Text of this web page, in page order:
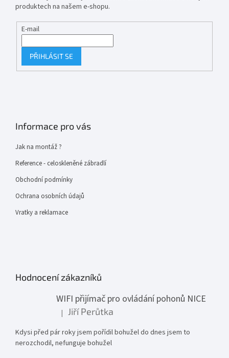
produktech na našem e-shopu.
E-mail
PŘIHLÁSIT SE
Informace pro vás
Jak na montáž ?
Reference - celoskleněné zábradlí
Obchodní podmínky
Ochrana osobních údajů
Vratky a reklamace
Hodnocení zákazníků
WIFI přijímač pro ovládání pohonů NICE
Hodnocení produktu je 1 z 5 hvězdiček.
| Jiří Perůtka
Kdysi před pár roky jsem pořídil bohužel do dnes jsem to
nerozchodil, nefunguje bohužel